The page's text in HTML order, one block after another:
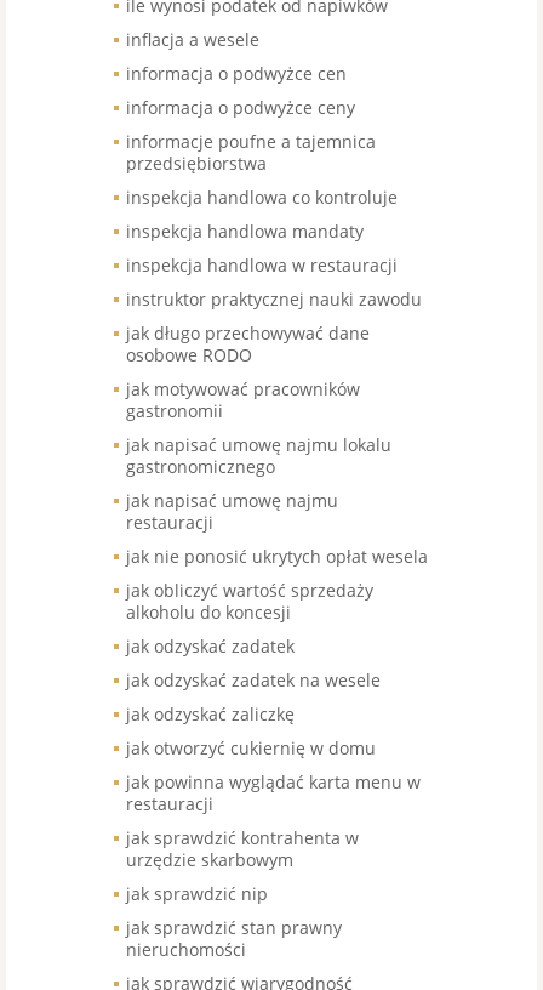
ile wynosi podatek od napiwków
inflacja a wesele
informacja o podwyżce cen
informacja o podwyżce ceny
informacje poufne a tajemnica
przedsiębiorstwa
inspekcja handlowa co kontroluje
inspekcja handlowa mandaty
inspekcja handlowa w restauracji
instruktor praktycznej nauki zawodu
jak długo przechowywać dane
osobowe RODO
jak motywować pracowników
gastronomii
jak napisać umowę najmu lokalu
gastronomicznego
jak napisać umowę najmu
restauracji
jak nie ponosić ukrytych opłat wesela
jak obliczyć wartość sprzedaży
alkoholu do koncesji
jak odzyskać zadatek
jak odzyskać zadatek na wesele
jak odzyskać zaliczkę
jak otworzyć cukiernię w domu
jak powinna wyglądać karta menu w
restauracji
jak sprawdzić kontrahenta w
urzędzie skarbowym
jak sprawdzić nip
jak sprawdzić stan prawny
nieruchomości
jak sprawdzić wiarygodność